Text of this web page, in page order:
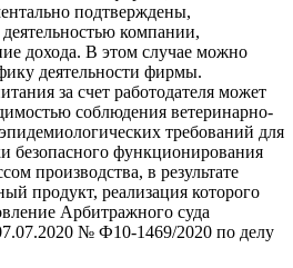
подтверждены,
компании,
дохода. В этом случае можно
деятельности фирмы.
за счет работодателя может
соблюдения ветеринарно-
требований для
безопасного функционирования
производства, в результате
продукт, реализация которого
Арбитражного суда
№ Ф10-1469/2020 по делу